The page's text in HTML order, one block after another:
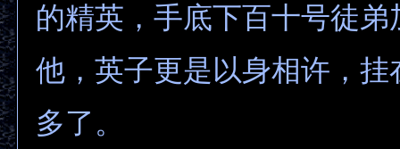
的精英，手底下百十号徒弟
他，英子更是以身相许，挂
多了。